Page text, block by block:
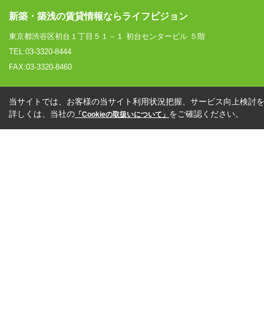
新築・築浅の賃貸情報ならライフビジョン
東京都渋谷区初台１丁目５１－１ 初台センタービル ５階
TEL:03-3320-8444
FAX:03-3320-8460
当サイトでは、お客様の当サイト利用状況把握、サービス向上検討
詳しくは、当社の 「Cookieの取扱いについて」 をご確認ください。